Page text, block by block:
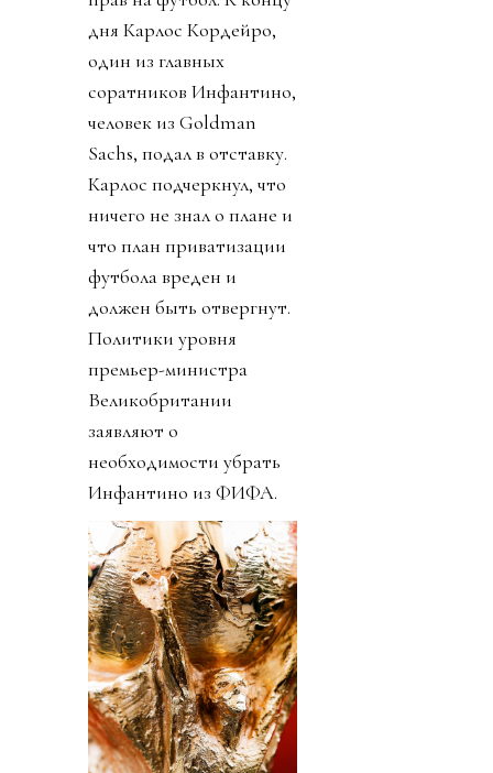
дня Карлос Кордейро,
один из главных
соратников Инфантино,
человек из Goldman
Sachs, подал в отставку.
Карлос подчеркнул, что
ничего не знал о плане и
что план приватизации
футбола вреден и
должен быть отвергнут.
Политики уровня
премьер-министра
Великобритании
заявляют о
необходимости убрать
Инфантино из ФИФА.